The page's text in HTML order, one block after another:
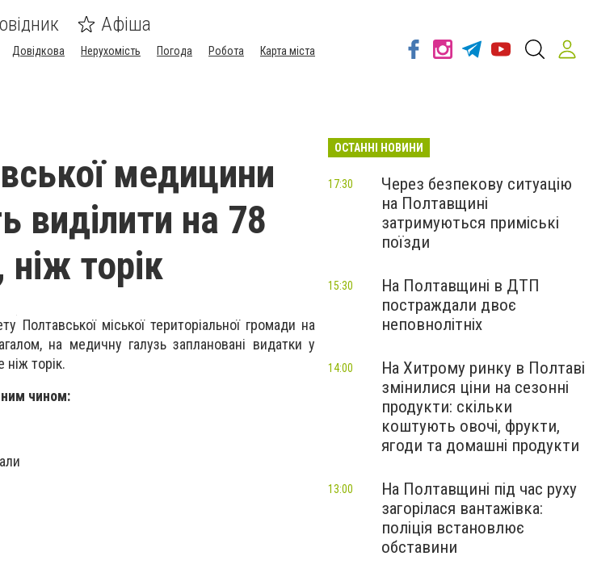
Афіша
Довідкова Нерухомість Погода Робота
Карта міста
медицини
виділити на 78
ніж торік
Полтавської міської територіальної громади на
на медичну галузь заплановані видатки у
торік.
чином:
ОСТАННІ НОВИНИ
Через безпекову ситуацію
на Полтавщині
затримуються приміські
поїзди
17:30
На Полтавщині в ДТП
постраждали двоє
неповнолітніх
15:30
На Хитрому ринку в Полтаві
змінилися ціни на сезонні
продукти: скільки
коштують овочі, фрукти,
ягоди та домашні продукти
14:00
На Полтавщині під час руху
загорілася вантажівка:
поліція встановлює
обставини
13:00